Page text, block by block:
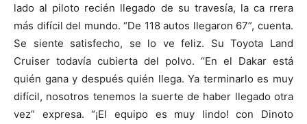
lado al piloto recién llegado de su travesía, la ca rrera
más difícil del mundo. “De 118 autos llegaron 67”, cuenta.
Se siente satisfecho, se lo ve feliz. Su Toyota Land
Cruiser todavía cubierta del polvo. “En el Dakar está
quién gana y después quién llega. Ya terminarlo es muy
difícil, nosotros tenemos la suerte de haber llegado otra
vez” expresa. “¡El equipo es muy lindo! con Dinoto